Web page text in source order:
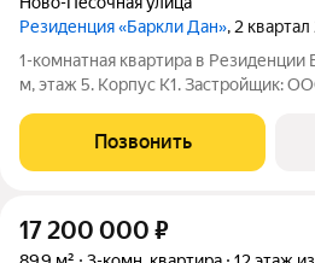
Резиденция «Баркли Дан», 2
1-комнатная квартира в
м, этаж 5. Корпус К1. Застройщик:
возможна ипотека. Премиальная
федерального застройщика.
Позвонить
17 200 000 ₽